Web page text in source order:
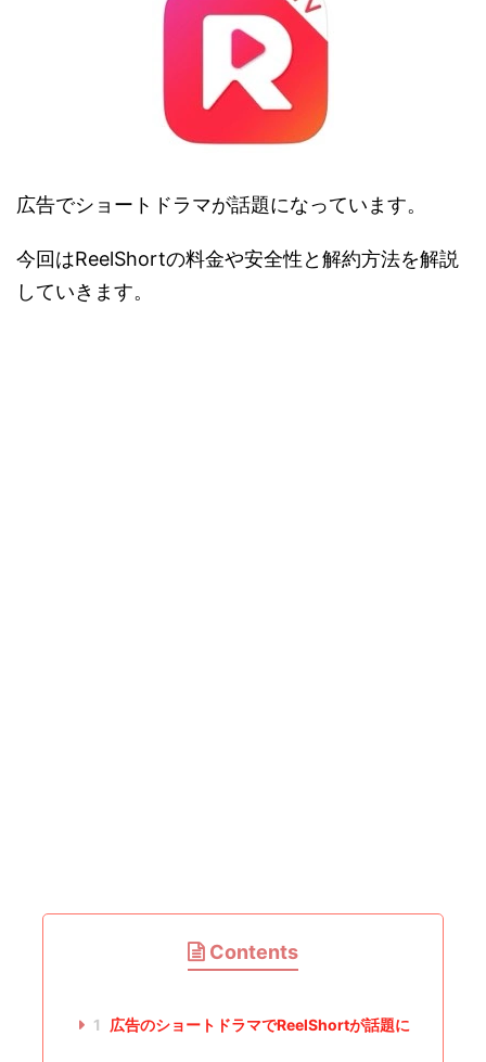
広告でショートドラマが話題になっています。
今回はReelShortの料金や安全性と解約方法を解説
していきます。
Contents
1 広告のショートドラマでReelShortが話題に